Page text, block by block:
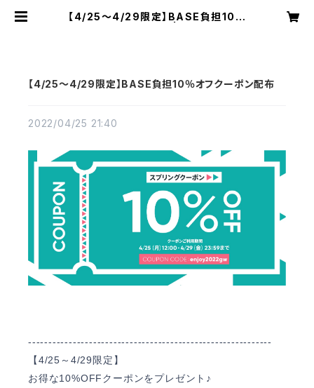
【4/25～4/29限定】BASE負担10％
【4/25～4/29限定】BASE負担10％オフクーポン配布
2022/04/25 21:40
------------------------------------------------------------
【4/25～4/29限定】
お得な10%OFFクーポンをプレゼント♪